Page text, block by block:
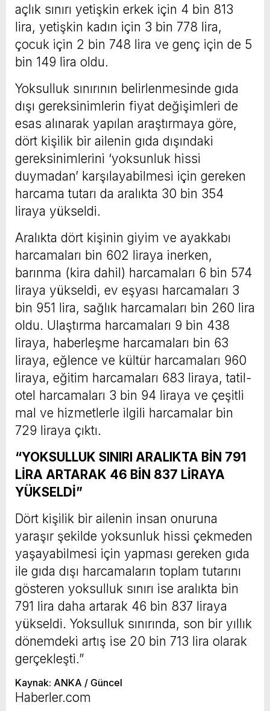
açlık sınırı yetişkin erkek için 4 bin 813
lira, yetişkin kadın için 3 bin 778 lira,
çocuk için 2 bin 748 lira ve genç için de 5
bin 149 lira oldu.
Yoksulluk sınırının belirlenmesinde gıda
dışı gereksinimlerin fiyat değişimleri de
esas alınarak yapılan araştırmaya göre,
dört kişilik bir ailenin gıda dışındaki
gereksinimlerini ‘yoksunluk hissi
duymadan’ karşılayabilmesi için gereken
harcama tutarı da aralıkta 30 bin 354
liraya yükseldi.
Aralıkta dört kişinin giyim ve ayakkabı
harcamaları bin 602 liraya inerken,
barınma (kira dahil) harcamaları 6 bin 574
liraya yükseldi, ev eşyası harcamaları 3
bin 951 lira, sağlık harcamaları bin 260 lira
oldu. Ulaştırma harcamaları 9 bin 438
liraya, haberleşme harcamaları bin 63
liraya, eğlence ve kültür harcamaları 960
liraya, eğitim harcamaları 683 liraya, tatil-
otel harcamaları 3 bin 94 liraya ve çeşitli
mal ve hizmetlerle ilgili harcamalar bin
729 liraya çıktı.
“YOKSULLUK SINIRI ARALIKTA BİN 791
LİRA ARTARAK 46 BİN 837 LİRAYA
YÜKSELDİ”
Dört kişilik bir ailenin insan onuruna
yaraşır şekilde yoksunluk hissi çekmeden
yaşayabilmesi için yapması gereken gıda
ile gıda dışı harcamaların toplam tutarını
gösteren yoksulluk sınırı ise aralıkta bin
791 lira daha artarak 46 bin 837 liraya
yükseldi. Yoksulluk sınırında, son bir yıllık
dönemdeki artış ise 20 bin 713 lira olarak
gerçekleşti.”
Kaynak: ANKA / Güncel
Haberler.com